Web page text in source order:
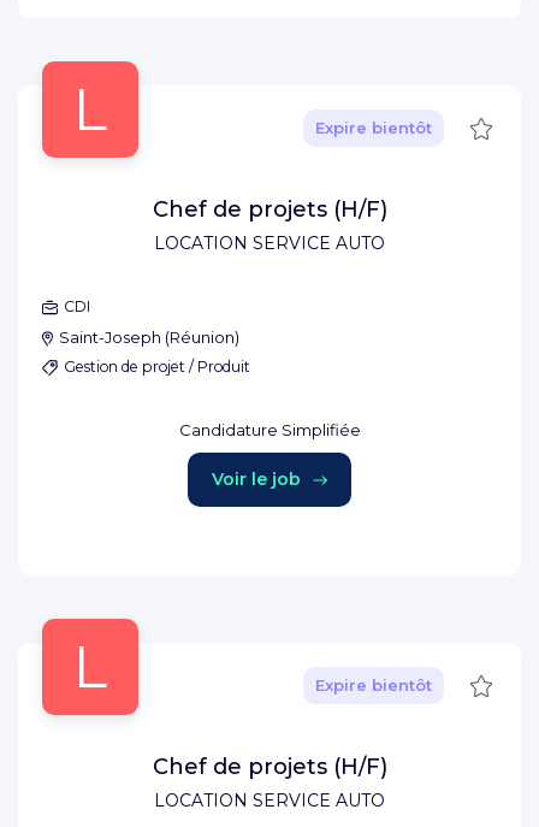
L
LOCATION SERVICE AUTO
Expire bientôt
Chef de projets (H/F)
CDI
Saint-Joseph (Réunion)
Gestion de projet / Produit
Candidature Simplifiée
Voir le job
L
LOCATION SERVICE AUTO
Expire bientôt
Chef de projets (H/F)